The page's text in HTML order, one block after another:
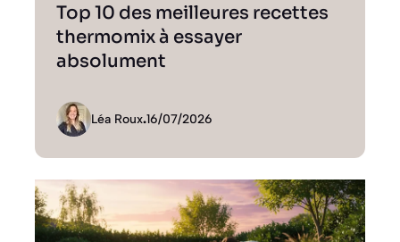
Top 10 des meilleures recettes
thermomix à essayer
absolument
Léa Roux.16/07/2026